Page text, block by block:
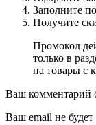
Заполните
Получите
Промокод
только в
на товары с
Ваш комментарий
Ваш email не